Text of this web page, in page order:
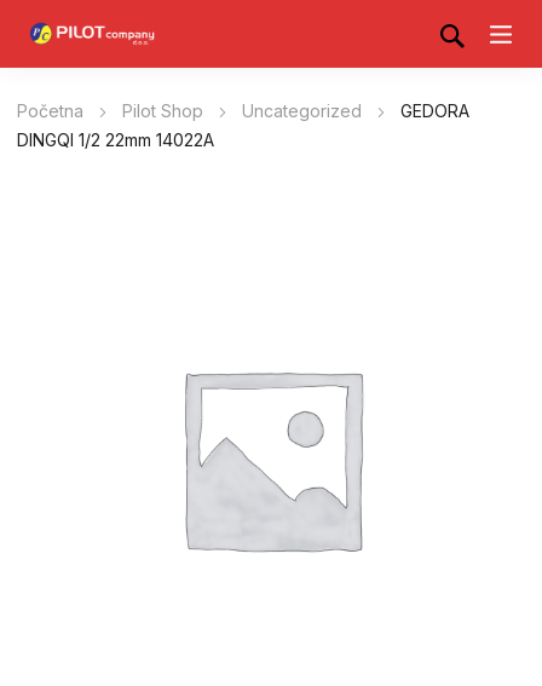
Početna Pilot Shop Uncategorized
GEDORA
DINGQI 1/2 22mm 14022A